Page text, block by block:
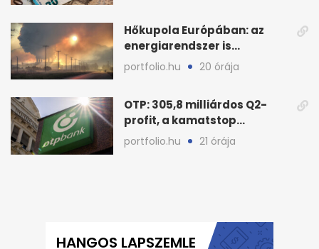
Hőkupola Európában: az
energiarendszer is
túlmelegszik, nő a kockázat
portfolio.hu 20 órája
OTP: 305,8 milliárdos Q2-
profit, a kamatstop
mozgatta az eredményt
portfolio.hu 21 órája
HANGOS LAPSZEMLE